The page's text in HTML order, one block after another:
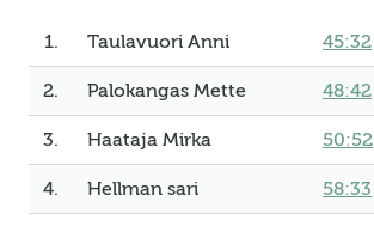
1. Taulavuori Anni 45:32
2. Palokangas Mette 48:42
3. Haataja Mirka 50:52
4. Hellman sari 58:33